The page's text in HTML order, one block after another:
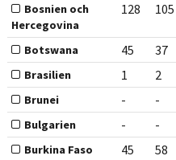
Bosnien och
Hercegovina
128 105
Botswana 45 37
Brasilien 1 2
Brunei - -
Bulgarien - -
Burkina Faso 45 58